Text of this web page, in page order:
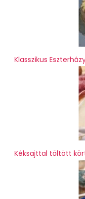
Klasszikus
Kéksajttal töltött